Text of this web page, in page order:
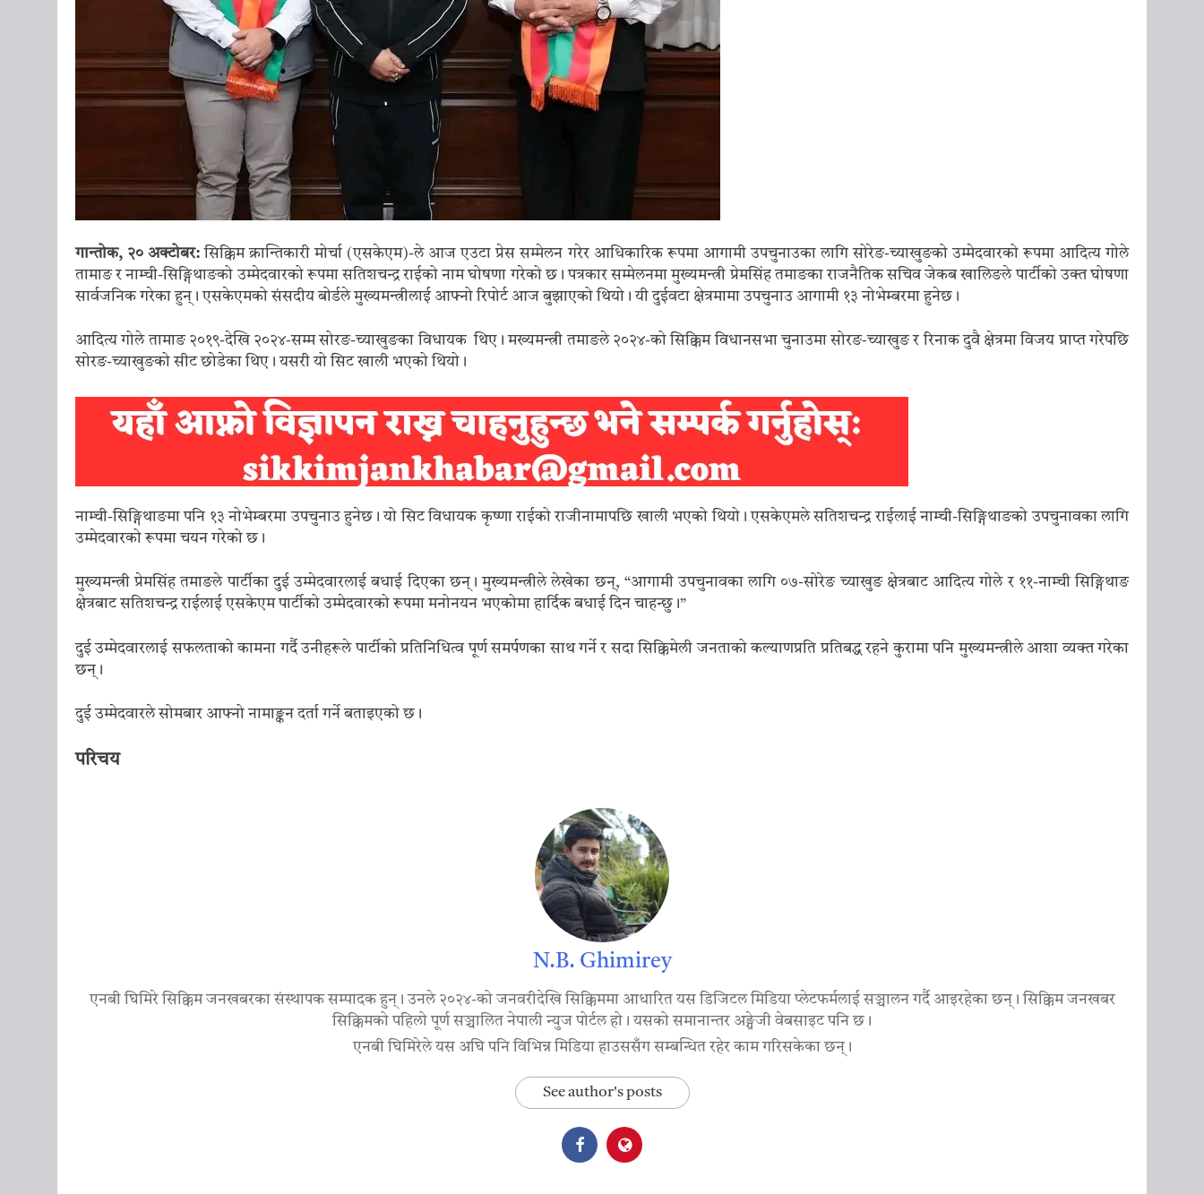
गान्तोक, २० अक्टोबर: सिक्किम क्रान्तिकारी मोर्चा (एसकेएम)-ले आज एउटा प्रेस सम्मेलन गरेर आधिकारिक रूपमा आगामी उपचुनाउका लागि सोरेङ-च्याखुङको उम्मेदवारको रूपमा आदित्य गोले
तामाङ र नाम्ची-सिङ्गिथाङको उम्मेदवारको रूपमा सतिशचन्द्र राईको नाम घोषणा गरेको छ। पत्रकार सम्मेलनमा मुख्यमन्त्री प्रेमसिंह तमाङका राजनैतिक सचिव जेकब खालिङले पार्टीको उक्त घोषणा
सार्वजनिक गरेका हुन्। एसकेएमको संसदीय बोर्डले मुख्यमन्त्रीलाई आफ्नो रिपोर्ट आज बुझाएको थियो। यी दुईवटा क्षेत्रमामा उपचुनाउ आगामी १३ नोभेम्बरमा हुनेछ।
आदित्य गोले तामाङ २०१९-देखि २०२४-सम्म सोरङ-च्याखुङका विधायक थिए। मख्यमन्त्री तमाङले २०२४-को सिक्किम विधानसभा चुनाउमा सोरङ-च्याखुङ र रिनाक दुवै क्षेत्रमा विजय प्राप्त गरेपछि
सोरङ-च्याखुङको सीट छोडेका थिए। यसरी यो सिट खाली भएको थियो।
नाम्ची-सिङ्गिथाङमा पनि १३ नोभेम्बरमा उपचुनाउ हुनेछ। यो सिट विधायक कृष्णा राईको राजीनामापछि खाली भएको थियो। एसकेएमले सतिशचन्द्र राईलाई नाम्ची-सिङ्गिथाङको उपचुनावका लागि
उम्मेदवारको रूपमा चयन गरेको छ।
मुख्यमन्त्री प्रेमसिंह तमाङले पार्टीका दुई उम्मेदवारलाई बधाई दिएका छन्। मुख्यमन्त्रीले लेखेका छन्, “आगामी उपचुनावका लागि ०७-सोरेङ च्याखुङ क्षेत्रबाट आदित्य गोले र ११-नाम्ची सिङ्गिथाङ
क्षेत्रबाट सतिशचन्द्र राईलाई एसकेएम पार्टीको उम्मेदवारको रूपमा मनोनयन भएकोमा हार्दिक बधाई दिन चाहन्छु।”
दुई उम्मेदवारलाई सफलताको कामना गर्दै उनीहरूले पार्टीको प्रतिनिधित्व पूर्ण समर्पणका साथ गर्ने र सदा सिक्किमेली जनताको कल्याणप्रति प्रतिबद्ध रहने कुरामा पनि मुख्यमन्त्रीले आशा व्यक्त गरेका
छन्।
दुई उम्मेदवारले सोमबार आफ्नो नामाङ्कन दर्ता गर्ने बताइएको छ।
परिचय
N.B. Ghimirey
एनबी घिमिरे सिक्किम जनखबरका संस्थापक सम्पादक हुन्। उनले २०२४-को जनवरीदेखि सिक्किममा आधारित यस डिजिटल मिडिया प्लेटफर्मलाई सञ्चालन गर्दै आइरहेका छन्। सिक्किम जनखबर
सिक्किमको पहिलो पूर्ण सञ्चालित नेपाली न्युज पोर्टल हो। यसको समानान्तर अङ्ग्रेजी वेबसाइट पनि छ।
एनबी घिमिरेले यस अघि पनि विभिन्न मिडिया हाउससँग सम्बन्धित रहेर काम गरिसकेका छन्।
See author's posts